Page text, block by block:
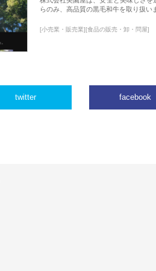
らのみ、高品質の黒毛和牛を取り扱
[小売業・販売業][食品の販売・卸・問屋]
twitter facebook